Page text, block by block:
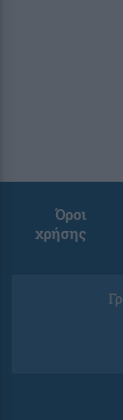
Όροι
χρήσης